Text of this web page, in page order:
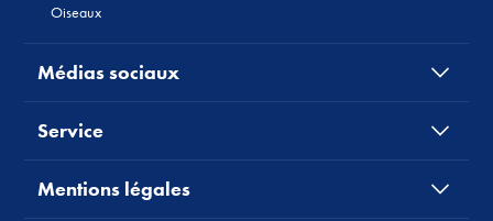
Oiseaux
Médias sociaux
Service
Mentions légales